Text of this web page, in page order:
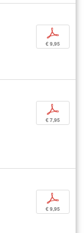
p
€ 9,95
p
€ 7,95
p
€ 9,95